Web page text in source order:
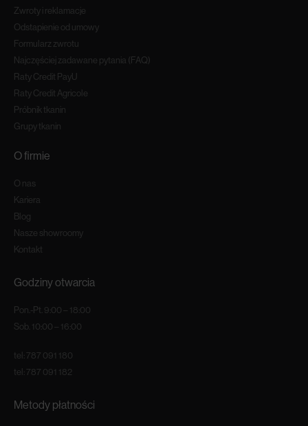
Zwroty i reklamacje
Odstapienie od umowy
Formularz zwrotu
Najczęściej zadawane pytania (FAQ)
Raty Credit PayU
Raty Credit Agricole
Próbnik tkanin
Grupy tkanin
O firmie
O nas
Kariera
Blog
Nasze showroomy
Kontakt
Godziny otwarcia
Pon.-Pt. 9:00 – 18:00
Sob. 10:00 – 16:00
tel: 787 091 180
tel: 787 091 182
Metody płatności